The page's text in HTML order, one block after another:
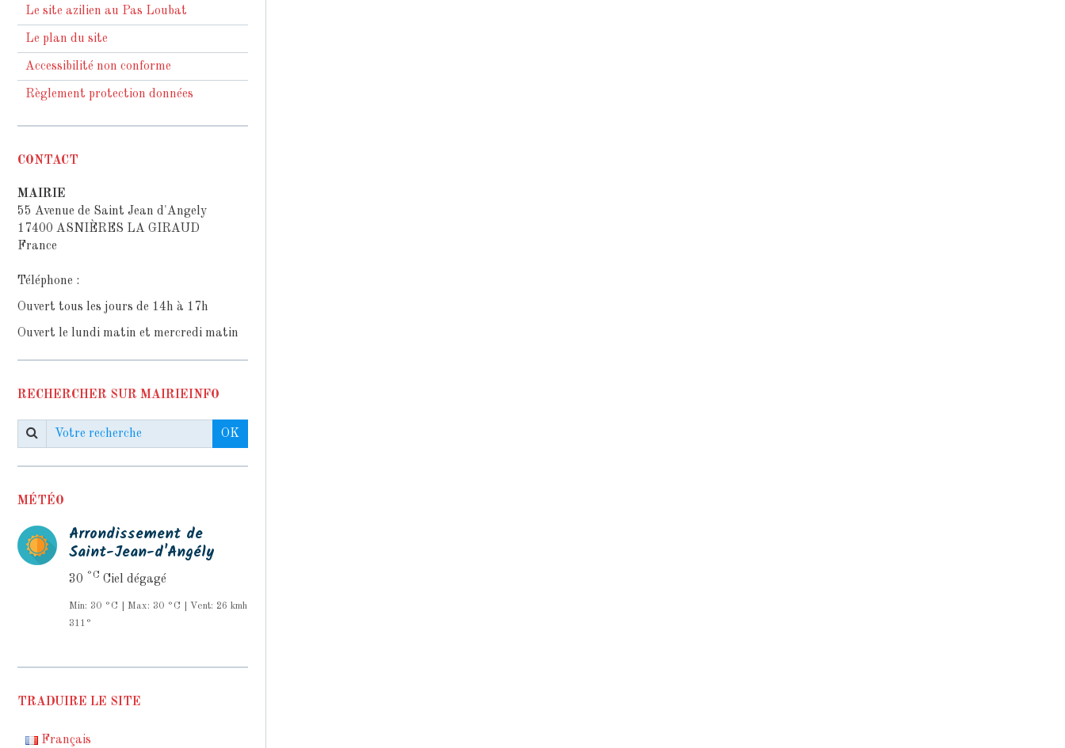
Le site azilien au Pas Loubat
Le plan du site
Accessibilité non conforme
Règlement protection données
CONTACT
MAIRIE
55 Avenue de Saint Jean d'Angely
17400 ASNIÈRES LA GIRAUD
France
Téléphone :
Ouvert tous les jours de 14h à 17h
Ouvert le lundi matin et mercredi matin
RECHERCHER SUR MAIRIEINFO
OK
MÉTÉO
Arrondissement de
Saint-Jean-d'Angély
30 °C Ciel dégagé
Min: 30 °C | Max: 30 °C | Vent: 26 kmh
311°
TRADUIRE LE SITE
Français